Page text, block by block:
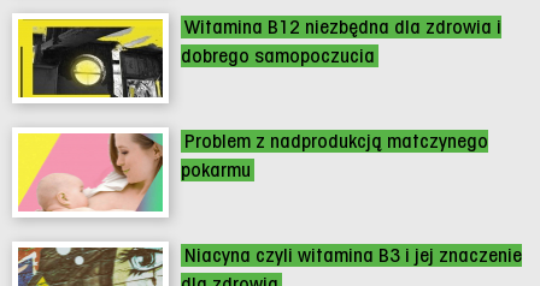
Witamina B12 niezbędna dla zdrowia i
dobrego samopoczucia
Problem z nadprodukcją matczynego
pokarmu
Niacyna czyli witamina B3 i jej znaczenie